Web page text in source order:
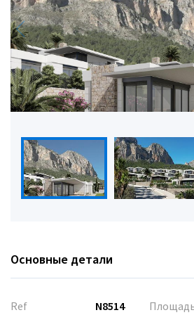
Основные детали
Ref
N8514